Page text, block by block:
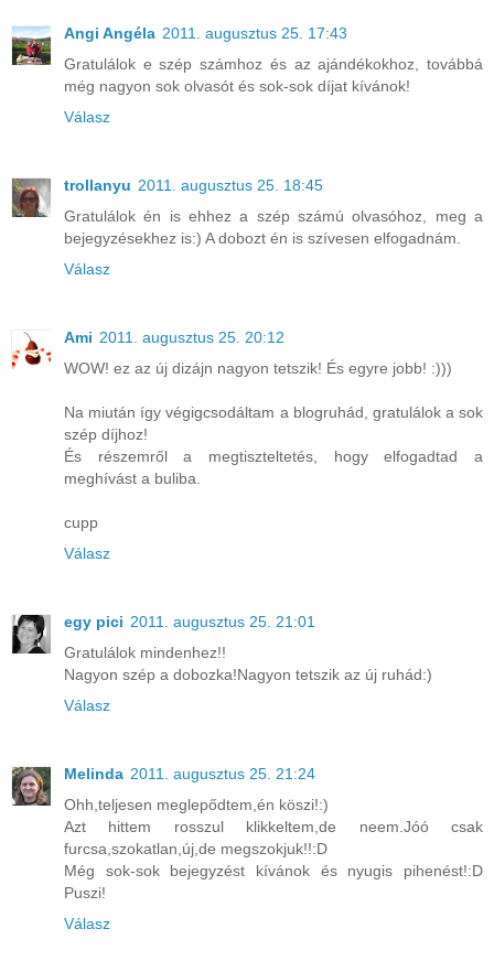
Angi Angéla 2011. augusztus 25. 17:43
Gratulálok e szép számhoz és az ajándékokhoz, továbbá
még nagyon sok olvasót és sok-sok díjat kívánok!
Válasz
trollanyu 2011. augusztus 25. 18:45
Gratulálok én is ehhez a szép számú olvasóhoz, meg a
bejegyzésekhez is:) A dobozt én is szívesen elfogadnám.
Válasz
Ami 2011. augusztus 25. 20:12
WOW! ez az új dizájn nagyon tetszik! És egyre jobb! :)))
Na miután így végigcsodáltam a blogruhád, gratulálok a sok
szép díjhoz!
És részemről a megtiszteltetés, hogy elfogadtad a
meghívást a buliba.
cupp
Válasz
egy pici 2011. augusztus 25. 21:01
Gratulálok mindenhez!!
Nagyon szép a dobozka!Nagyon tetszik az új ruhád:)
Válasz
Melinda 2011. augusztus 25. 21:24
Ohh,teljesen meglepődtem,én köszi!:)
Azt hittem rosszul klikkeltem,de neem.Jóó csak
furcsa,szokatlan,új,de megszokjuk!!:D
Még sok-sok bejegyzést kívánok és nyugis pihenést!:D
Puszi!
Válasz